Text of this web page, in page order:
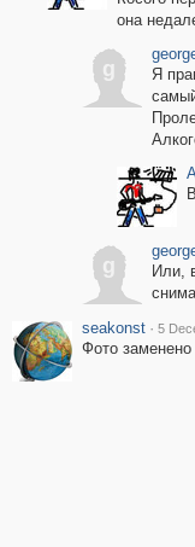
она
g
Я
g
Или,
seakonst · 5
Фото заменено